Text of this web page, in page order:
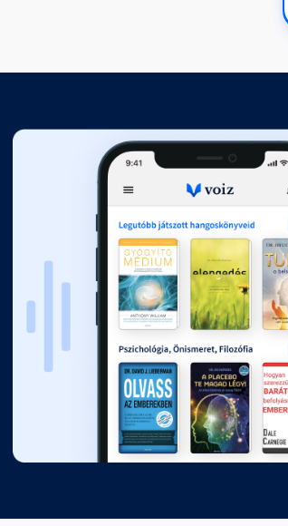
Hogyan tanult meg a Mikulás
A tűzifa
Fejezet hossza: 00:14:38
Az elveszett csomag
Fejezet hossza: 00:09:07
Mese egy ködös estéről
Fejezet hossza: 00:10:43